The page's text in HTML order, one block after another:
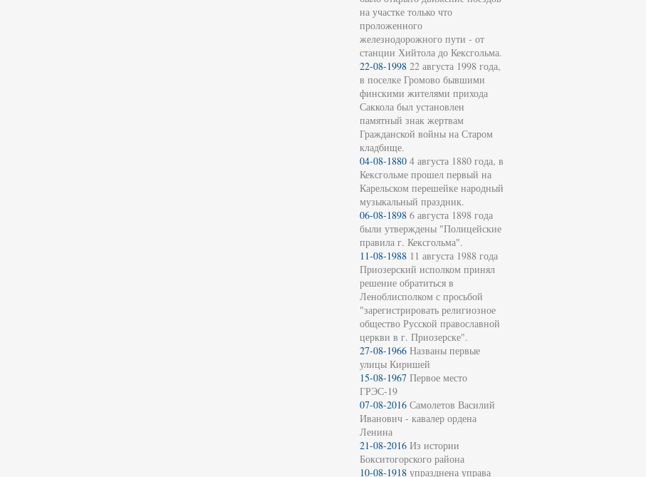
на участке только что
проложенного
железнодорожного пути - от
станции Хийтола до Кексгольма.
22-08-1998 22 августа 1998 года,
в поселке Громово бывшими
финскими жителями прихода
Саккола был установлен
памятный знак жертвам
Гражданской войны на Старом
кладбище.
04-08-1880 4 августа 1880 года, в
Кексгольме прошел первый на
Карельском перешейке народный
музыкальный праздник.
06-08-1898 6 августа 1898 года
были утверждены "Полицейские
правила г. Кексгольма".
11-08-1988 11 августа 1988 года
Приозерский исполком принял
решение обратиться в
Леноблисполком с просьбой
"зарегистрировать религиозное
общество Русской православной
церкви в г. Приозерске".
27-08-1966 Названы первые
улицы Киришей
15-08-1967 Первое место
ГРЭС-19
07-08-2016 Самолетов Василий
Иванович - кавалер ордена
Ленина
21-08-2016 Из истории
Бокситогорского района
10-08-1918 упразднена управа